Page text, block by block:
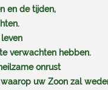
en de tijden,
verwachten hebben.
onrust
uw Zoon zal